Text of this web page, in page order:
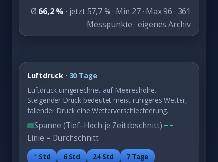
Ø 66,2 % · jetzt 57,7 % · Min 27 · Max 96 · 361
Messpunkte · eigenes Archiv
Luftdruck · 30 Tage
Luftdruck umgerechnet auf Meereshöhe.
Steigender Druck bedeutet meist ruhigeres Wetter,
fallender Druck eine Wetterverschlechterung.
Spanne (Tief–Hoch je Zeitabschnitt) ·
Linie = Durchschnitt
1 Std 6 Std 24 Std
7 Tage